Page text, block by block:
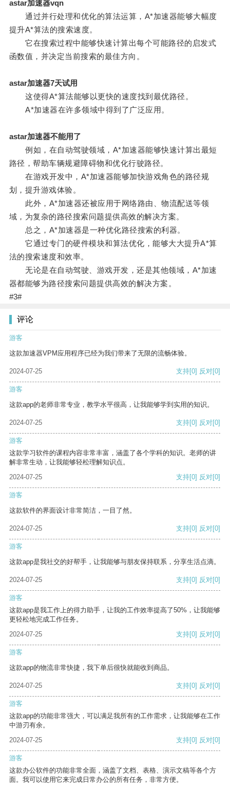
astar加速器vqn
通过并行处理和优化的算法运算，A*加速器能够大幅度
提升A*算法的搜索速度。
它在搜索过程中能够快速计算出每个可能路径的启发式
函数值，并决定当前搜索的最佳方向。
astar加速器7天试用
这使得A*算法能够以更快的速度找到最优路径。
A*加速器在许多领域中得到了广泛应用。
astar加速器不能用了
例如，在自动驾驶领域，A*加速器能够快速计算出最短
路径，帮助车辆规避障碍物和优化行驶路径。
在游戏开发中，A*加速器能够加快游戏角色的路径规
划，提升游戏体验。
此外，A*加速器还被应用于网络路由、物流配送等领
域，为复杂的路径搜索问题提供高效的解决方案。
总之，A*加速器是一种优化路径搜索的利器。
它通过专门的硬件模块和算法优化，能够大大提升A*算
法的搜索速度和效率。
无论是在自动驾驶、游戏开发，还是其他领域，A*加速
器都能够为路径搜索问题提供高效的解决方案。
#3#
评论
游客
这款加速器VPM应用程序已经为我们带来了无限的流畅体验。
2024-07-25 支持[0] 反对[0]
游客
这款app的老师非常专业，教学水平很高，让我能够学到实用的知识。
2024-07-25 支持[0] 反对[0]
游客
这款学习软件的课程内容非常丰富，涵盖了各个学科的知识。老师的讲
解非常生动，让我能够轻松理解知识点。
2024-07-25
支持[0] 反对[0]
游客
这款软件的界面设计非常简洁，一目了然。
2024-07-25 支持[0] 反对[0]
游客
这款app是我社交的好帮手，让我能够与朋友保持联系，分享生活点滴。
2024-07-25 支持[0] 反对[0]
游客
这款app是我工作上的得力助手，让我的工作效率提高了50%，让我能够
更轻松地完成工作任务。
2024-07-25
支持[0] 反对[0]
游客
这款app的物流非常快捷，我下单后很快就能收到商品。
2024-07-25 支持[0] 反对[0]
游客
这款app的功能非常强大，可以满足我所有的工作需求，让我能够在工作
中游刃有余。
2024-07-25
支持[0] 反对[0]
游客
这款办公软件的功能非常全面，涵盖了文档、表格、演示文稿等各个方
面。我可以使用它来完成日常办公的所有任务，非常方便。